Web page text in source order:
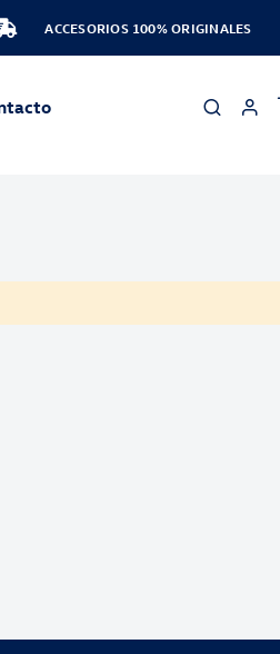
ACCESORIOS 100% ORIGINALES